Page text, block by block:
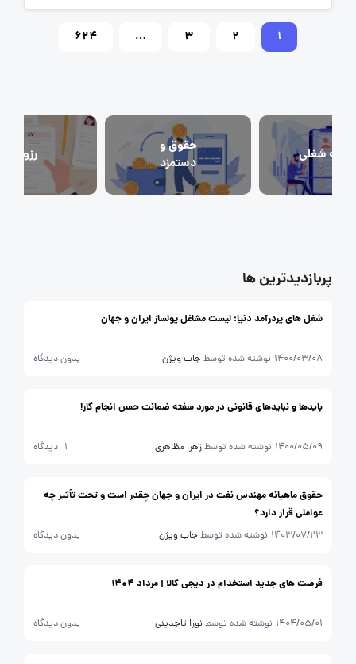
تست‌های شخصیت‌ شناسی
جاب‌ویژن
زندگی شغلی بهتر
فریلنسر
قانون کار
کارفرمایان
معرفی متخصصان منابع انسانی
نمایشگاه کار
1
2
3
…
624
شغلی
حقوق و
دستمزد
رزومه
پربازدیدترین ها
شغل های پردرآمد دنیا؛ لیست مشاغل پولساز ایران و جهان
1400/03/08 نوشته شده توسط جاب ویژن بدون دیدگاه
بایدها و نباید‌های قانونی در مورد سفته ضمانت حسن انجام کار!
1400/05/09 نوشته شده توسطزهرا مظاهری 1 دیدگاه
حقوق ماهیانه مهندس نفت در ایران و جهان چقدر است و تحت تأثیر چه
عواملی قرار دارد؟
1403/07/23 نوشته شده توسط جاب ویژن بدون دیدگاه
فرصت های جدید استخدام در دیجی کالا | مرداد 1404
1404/05/01 نوشته شده توسط نورا تاجدینی بدون دیدگاه